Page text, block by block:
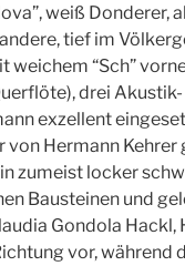
weiß Donderer,
tief im
“Sch”
drei
exzellent
Hermann Kehrer
zumeist locker
Bausteinen und
Gondola
vor, während